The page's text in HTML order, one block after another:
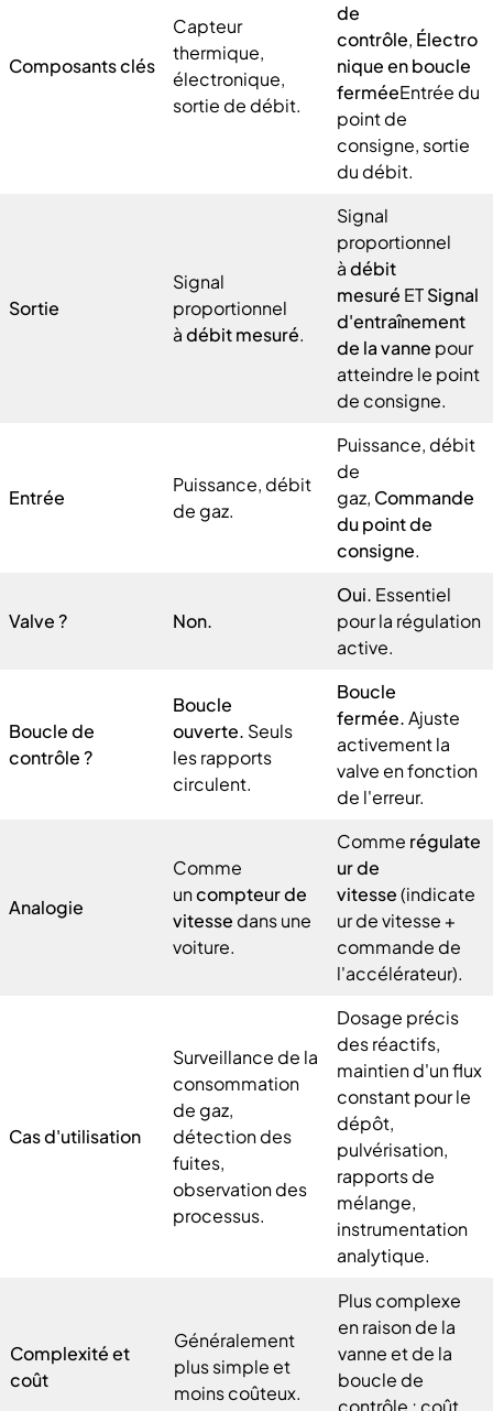
Composants clés
Capteur
thermique,
électronique,
sortie de débit.
de
contrôle, Électro
nique en boucle
ferméeEntrée du
point de
consigne, sortie
du débit.
Sortie
Signal
proportionnel
àdébit mesuré.
Signal
proportionnel
àdébit
mesuré ETSignal
d'entraînement
de la vanne pour
atteindre le point
de consigne.
Entrée
Puissance, débit
de gaz.
Puissance, débit
de
gaz, Commande
du point de
consigne.
Valve ? Non.
Oui. Essentiel
pour la régulation
active.
Boucle de
contrôle ?
Boucle
ouverte. Seuls
les rapports
circulent.
Boucle
fermée.Ajuste
activement la
valve en fonction
de l'erreur.
Analogie
Comme
uncompteur de
vitesse dans une
voiture.
Comme régulate
ur de
vitesse(indicate
ur de vitesse +
commande de
l'accélérateur).
Cas d'utilisation
Surveillance de la
consommation
de gaz,
détection des
fuites,
observation des
processus.
Dosage précis
des réactifs,
maintien d'un flux
constant pour le
dépôt,
pulvérisation,
rapports de
mélange,
instrumentation
analytique.
Complexité et
coût
Généralement
plus simple et
moins coûteux.
Plus complexe
en raison de la
vanne et de la
boucle de
contrôle ; coût